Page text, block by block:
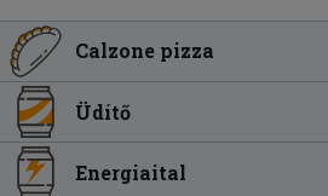
Calzone pizza
Üdítő
Energiaital